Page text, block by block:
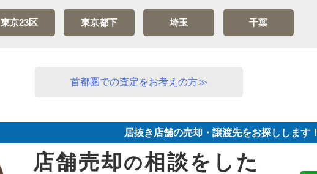
東京23区 東京都下 埼玉 千葉
首都圏での査定をお考えの方≫
居抜き店舗の売却・譲渡先をお探しします！
店舗売却の相談をした